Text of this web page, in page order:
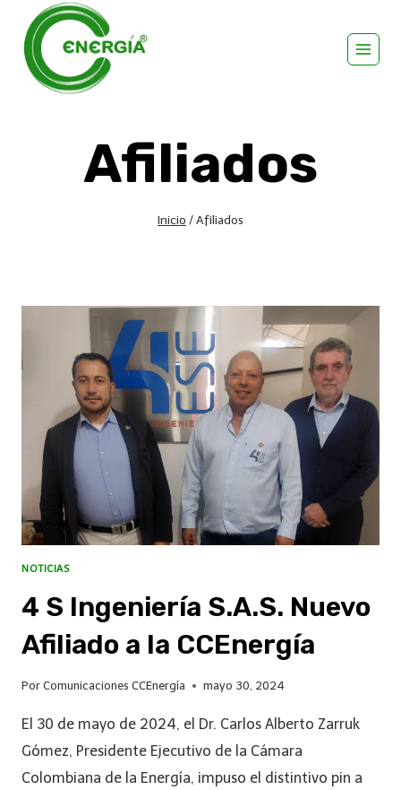
Afiliados
Inicio /Afiliados
NOTICIAS
4 S Ingeniería S.A.S. Nuevo
Afiliado a la CCEnergía
Por Comunicaciones CCEnergía mayo 30, 2024
El 30 de mayo de 2024, el Dr. Carlos Alberto Zarruk
Gómez, Presidente Ejecutivo de la Cámara
Colombiana de la Energía, impuso el distintivo pin a